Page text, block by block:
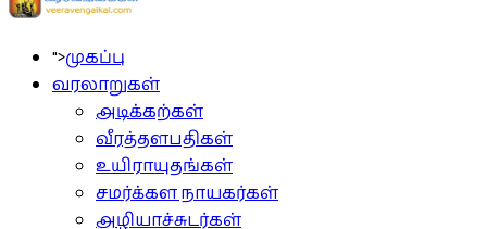
">முகப்பு
வரலாறுகள்
அடிக்கற்கள்
வீரத்தளபதிகள்
உயிராயுதங்கள்
சமர்க்கள நாயகர்கள்
அழியாச்சுடர்கள்